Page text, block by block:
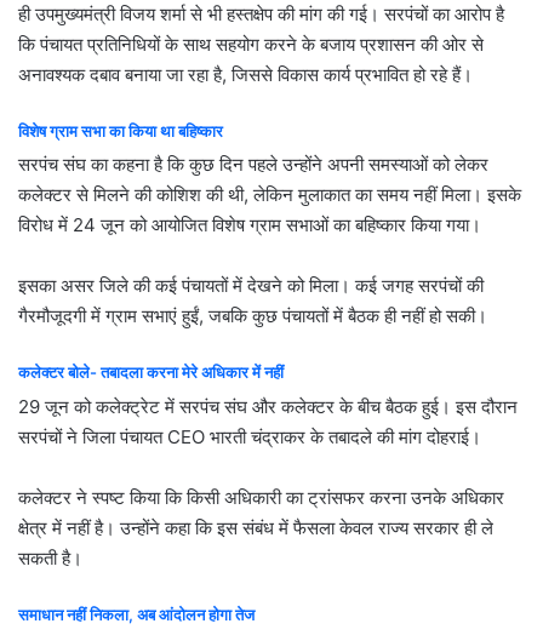
ही उपमुख्यमंत्री विजय शर्मा से भी हस्तक्षेप की मांग की गई। सरपंचों का आरोप है
कि पंचायत प्रतिनिधियों के साथ सहयोग करने के बजाय प्रशासन की ओर से
अनावश्यक दबाव बनाया जा रहा है, जिससे विकास कार्य प्रभावित हो रहे हैं।
विशेष ग्राम सभा का किया था बहिष्कार
सरपंच संघ का कहना है कि कुछ दिन पहले उन्होंने अपनी समस्याओं को लेकर
कलेक्टर से मिलने की कोशिश की थी, लेकिन मुलाकात का समय नहीं मिला। इसके
विरोध में 24 जून को आयोजित विशेष ग्राम सभाओं का बहिष्कार किया गया।
इसका असर जिले की कई पंचायतों में देखने को मिला। कई जगह सरपंचों की
गैरमौजूदगी में ग्राम सभाएं हुईं, जबकि कुछ पंचायतों में बैठक ही नहीं हो सकी।
कलेक्टर बोले- तबादला करना मेरे अधिकार में नहीं
29 जून को कलेक्ट्रेट में सरपंच संघ और कलेक्टर के बीच बैठक हुई। इस दौरान
सरपंचों ने जिला पंचायत CEO भारती चंद्राकर के तबादले की मांग दोहराई।
कलेक्टर ने स्पष्ट किया कि किसी अधिकारी का ट्रांसफर करना उनके अधिकार
क्षेत्र में नहीं है। उन्होंने कहा कि इस संबंध में फैसला केवल राज्य सरकार ही ले
सकती है।
समाधान नहीं निकला, अब आंदोलन होगा तेज